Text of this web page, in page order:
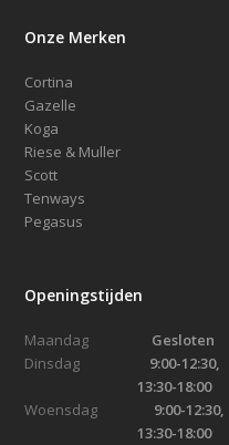
Onze Merken
Cortina
Gazelle
Koga
Riese & Muller
Scott
Tenways
Pegasus
Openingstijden
Maandag Gesloten
Dinsdag 9:00-12:30,
13:30-18:00
Woensdag
9:00-12:30,
13:30-18:00